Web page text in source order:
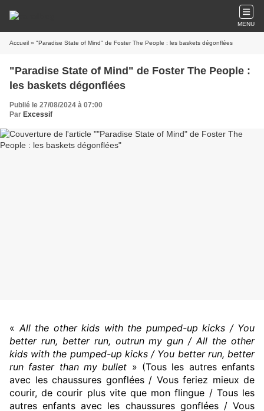
MENU
Accueil » "Paradise State of Mind" de Foster The People : les baskets dégonflées
"Paradise State of Mind" de Foster The People :
les baskets dégonflées
Publié le 27/08/2024 à 07:00
Par Excessif
« All the other kids with the pumped-up kicks / You
better run, better run, outrun my gun / All the other
kids with the pumped-up kicks / You better run, better
run faster than my bullet » (Tous les autres enfants
avec les chaussures gonflées / Vous feriez mieux de
courir, de courir plus vite que mon flingue / Tous les
autres enfants avec les chaussures gonflées / Vous